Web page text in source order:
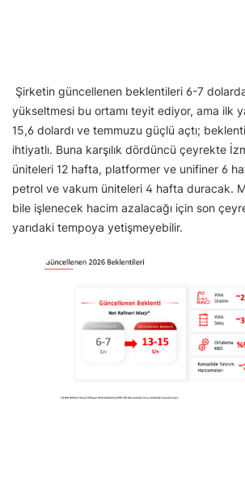
Şirketin güncellenen beklentileri 6-7
yükseltmesi bu ortamı teyit ediyor, ama ilk
15,6 dolardı ve temmuzu güçlü açtı;
ihtiyatlı. Buna karşılık dördüncü çeyrekte
üniteleri 12 hafta, platformer ve unifiner 6
petrol ve vakum üniteleri 4 hafta duracak.
bile işlenecek hacim azalacağı için son
yarıdaki tempoya yetişmeyebilir.